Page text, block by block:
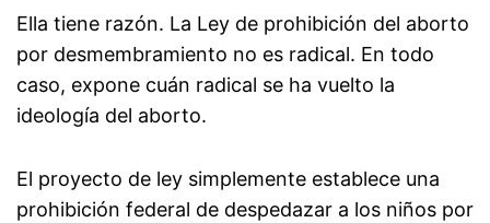
Ella tiene razón. La Ley de prohibición del aborto
por desmembramiento no es radical. En todo
caso, expone cuán radical se ha vuelto la
ideología del aborto.
El proyecto de ley simplemente establece una
prohibición federal de despedazar a los niños por